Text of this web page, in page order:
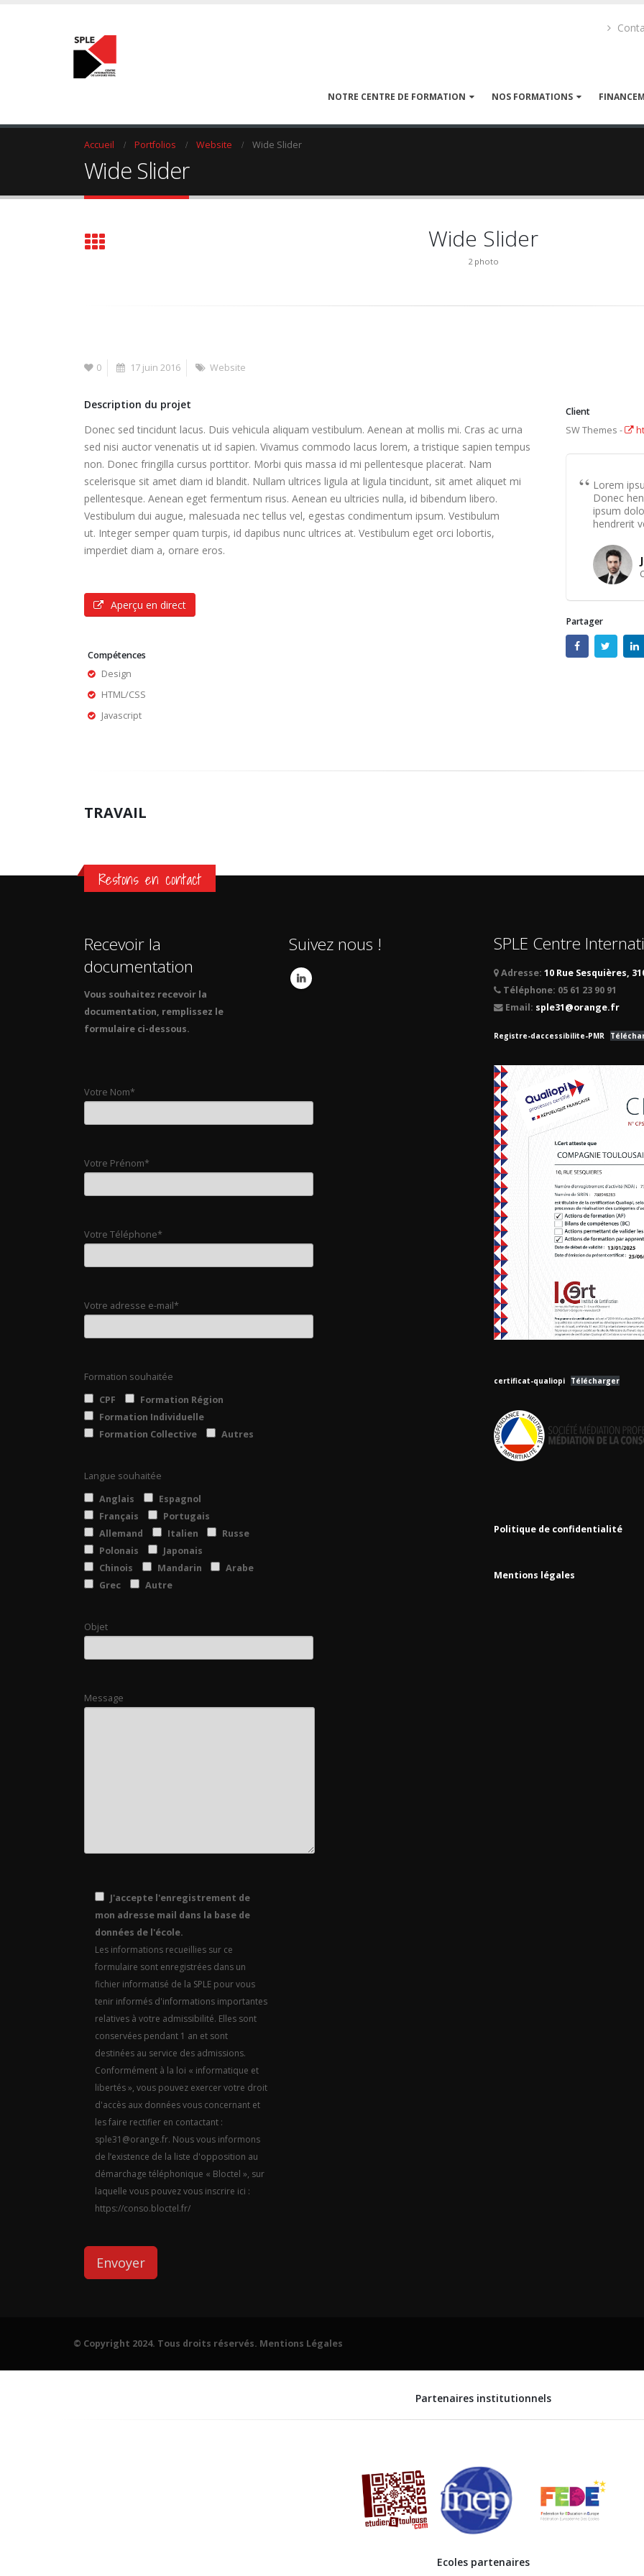
NOTRE CENTRE DE FORMATION NOS FORMATIONS
Accueil Portfolios Website Wide Slider
Wide Slider
Wide Slider
2 photo
0 17 juin 2016 Website
Description du projet
Donec sed tincidunt lacus. Duis vehicula aliquam vestibulum. Aenean at mollis mi. Cras ac urna
sed nisi auctor venenatis ut id sapien. Vivamus commodo lacus lorem, a tristique sapien tempus
non. Donec fringilla cursus porttitor. Morbi quis massa id mi pellentesque placerat. Nam
scelerisque sit amet diam id blandit. Nullam ultrices ligula at ligula tincidunt, sit amet aliquet mi
pellentesque. Aenean eget fermentum risus. Aenean eu ultricies nulla, id bibendum libero.
Vestibulum dui augue, malesuada nec tellus vel, egestas condimentum ipsum. Vestibulum
ut. Integer semper quam turpis, id dapibus nunc ultrices at. Vestibulum eget orci lobortis,
imperdiet diam a, ornare eros.
Aperçu en direct
Compétences
Design
HTML/CSS
Javascript
Client
SW Themes -
Lorem
Donec
ipsum
hendrerit
Partager
TRAVAIL
Restons en contact
Recevoir la
documentation
Vous souhaitez recevoir la
documentation, remplissez le
formulaire ci-dessous.
Votre Nom*
Votre Prénom*
Votre Téléphone*
Votre adresse e-mail*
Formation souhaitée
CPF
Formation Région
Formation Individuelle
Formation Collective
Autres
Langue souhaitée
Anglais
Espagnol
Français
Portugais
Allemand
Italien
Russe
Polonais
Japonais
Chinois
Mandarin
Arabe
Grec
Autre
Objet
Message
J'accepte l'enregistrement de
mon adresse mail dans la base de
données de l'école.
Les informations recueillies sur ce
formulaire sont enregistrées dans un
fichier informatisé de la SPLE pour vous
tenir informés d'informations importantes
relatives à votre admissibilité. Elles sont
conservées pendant 1 an et sont
destinées au service des admissions.
Conformément à la loi « informatique et
libertés », vous pouvez exercer votre droit
d'accès aux données vous concernant et
les faire rectifier en contactant :
sple31@orange.fr. Nous vous informons
de l’existence de la liste d'opposition au
démarchage téléphonique « Bloctel », sur
laquelle vous pouvez vous inscrire ici :
https://conso.bloctel.fr/
Suivez nous ! SPLE Centre
Adresse: 10 Rue Sesquières,
Téléphone: 05 61 23 90 91
Email: sple31@orange.fr
Registre-daccessibilite-PMR
certificat-qualiopi Télécharger
Politique de confidentialité
Mentions légales
© Copyright 2024. Tous droits réservés. Mentions Légales
Partenaires institutionnels
Ecoles partenaires